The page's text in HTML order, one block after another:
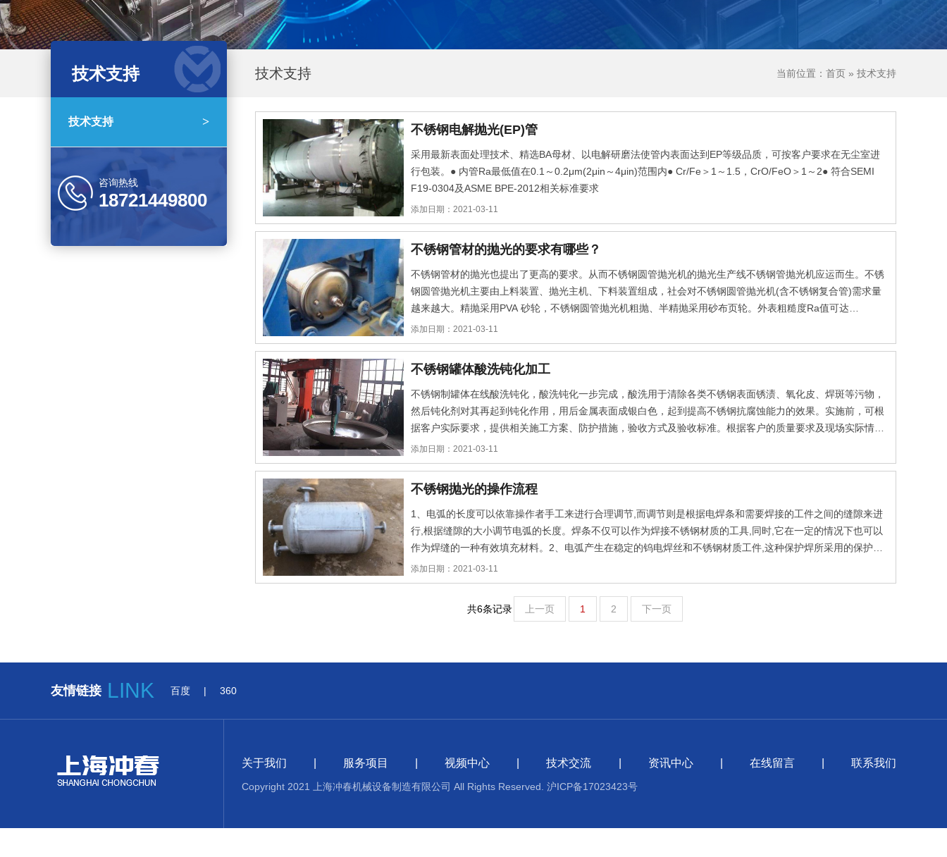
技术支持
>
技术支持
咨询热线
18721449800
技术支持 当前位置：首页 » 技术支持
不锈钢电解抛光(EP)管
采用最新表面处理技术、精选BA母材、以电解研磨法使管内表面达到EP等级品质，可按客户要求在无尘室进
行包装。● 内管Ra最低值在0.1～0.2μm(2μin～4μin)范围内● Cr/Fe＞1～1.5，CrO/FeO＞1～2● 符合SEMI
F19-0304及ASME BPE-2012相关标准要求
添加日期：2021-03-11
不锈钢管材的抛光的要求有哪些？
不锈钢管材的抛光也提出了更高的要求。从而不锈钢圆管抛光机的抛光生产线不锈钢管抛光机应运而生。不锈
钢圆管抛光机主要由上料装置、抛光主机、下料装置组成，社会对不锈钢圆管抛光机(含不锈钢复合管)需求量
越来越大。精抛采用PVA 砂轮，不锈钢圆管抛光机粗抛、半精抛采用砂布页轮。外表粗糙度Ra值可达
0.1~0.05μm1、机身局部
添加日期：2021-03-11
不锈钢罐体酸洗钝化加工
不锈钢制罐体在线酸洗钝化，酸洗钝化一步完成，酸洗用于清除各类不锈钢表面锈渍、氧化皮、焊斑等污物，
然后钝化剂对其再起到钝化作用，用后金属表面成银白色，起到提高不锈钢抗腐蚀能力的效果。实施前，可根
据客户实际要求，提供相关施工方案、防护措施，验收方式及验收标准。根据客户的质量要求及现场实际情
况，有涂刷、喷淋、浸泡三种方式供选
添加日期：2021-03-11
不锈钢抛光的操作流程
1、电弧的长度可以依靠操作者手工来进行合理调节,而调节则是根据电焊条和需要焊接的工件之间的缝隙来进
行,根据缝隙的大小调节电弧的长度。焊条不仅可以作为焊接不锈钢材质的工具,同时,它在一定的情况下也可以
作为焊缝的一种有效填充材料。2、电弧产生在稳定的钨电焊丝和不锈钢材质工件,这种保护焊所采用的保护气
体为氩气,自动焊接设备所
添加日期：2021-03-11
共6条记录 上一页 1 2 下一页
友情链接 LINK 百度 | 360
关于我们 服务项目 视频中心 技术交流 资讯中心 在线留言 联系我们
Copyright 2021 上海冲春机械设备制造有限公司 All Rights Reserved. 沪ICP备17023423号